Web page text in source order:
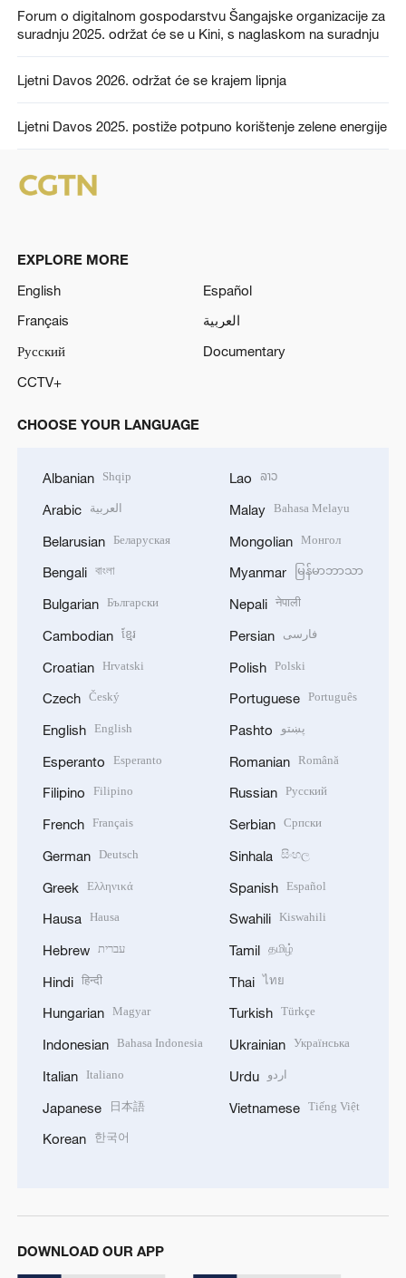
Forum o digitalnom gospodarstvu Šangajske organizacije za
suradnju 2025. održat će se u Kini, s naglaskom na suradnju
Ljetni Davos 2026. održat će se krajem lipnja
Ljetni Davos 2025. postiže potpuno korištenje zelene energije
EXPLORE MORE
English
Español
Français
العربية
Русский
Documentary
CCTV+
CHOOSE YOUR LANGUAGE
Albanian Shqip
Arabic العربية
Belarusian Беларуская
Bengali বাংলা
Bulgarian Български
Cambodian ខ្មែរ
Croatian Hrvatski
Czech Český
English English
Esperanto Esperanto
Filipino Filipino
French Français
German Deutsch
Greek Ελληνικά
Hausa Hausa
Hebrew עברית
Hindi हिन्दी
Hungarian Magyar
Indonesian Bahasa Indonesia
Italian Italiano
Japanese 日本語
Korean 한국어
Lao ລາວ
Malay Bahasa Melayu
Mongolian Монгол
Myanmar မြန်မာဘာသာ
Nepali नेपाली
Persian فارسی
Polish Polski
Portuguese Português
Pashto پښتو
Romanian Română
Russian Русский
Serbian Српски
Sinhala සිංහල
Spanish Español
Swahili Kiswahili
Tamil தமிழ்
Thai ไทย
Turkish Türkçe
Ukrainian Українська
Urdu اردو
Vietnamese Tiếng Việt
DOWNLOAD OUR APP